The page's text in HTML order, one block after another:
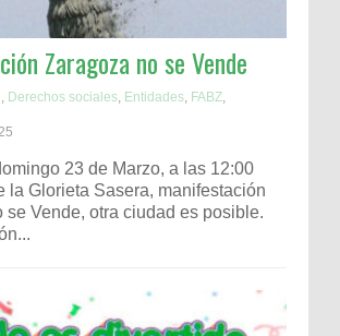
Zaragoza no se Vende
Derechos sociales Entidades FABZ
23 de Marzo, a las 12:00
la Glorieta Sasera, manifestación
se Vende, otra ciudad es posible.